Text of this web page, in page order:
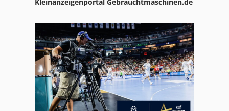
Kleinanzeigenportal Gebrauchtmaschinen.de